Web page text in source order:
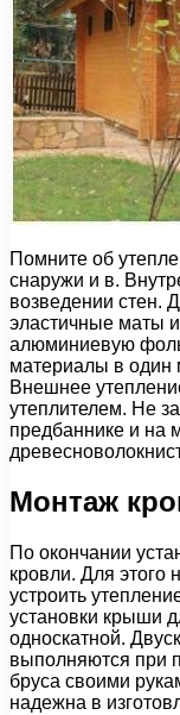
Помните об
снаружи и в.
возведении стен.
эластичные маты
алюминиевую
материалы в один
Внешнее
утеплителем. Не
предбаннике и на
Монтаж
По окончании
кровли. Для этого
устроить
установки крыши
односкатной.
выполняются при
бруса своими
надежна в